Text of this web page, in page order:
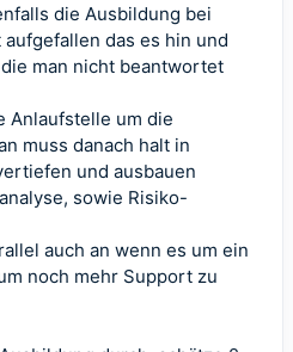
die Ausbildung bei
das es hin und
man nicht beantwortet
Anlaufstelle um die
muss danach halt in
und ausbauen
sowie Risiko-
auch an wenn es um ein
noch mehr Support zu